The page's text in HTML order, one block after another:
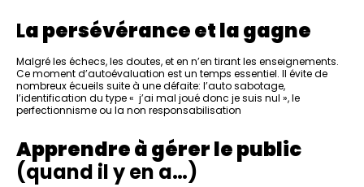
La persévérance et la gagne
Malgré les échecs, les doutes, et en n’en tirant les enseignements.
Ce moment d’autoévaluation est un temps essentiel. Il évite de
nombreux écueils suite à une défaite: l’auto sabotage,
l’identification du type « j’ai mal joué donc je suis nul », le
perfectionnisme ou la non responsabilisation
Apprendre à gérer le public
(quand il y en a…)